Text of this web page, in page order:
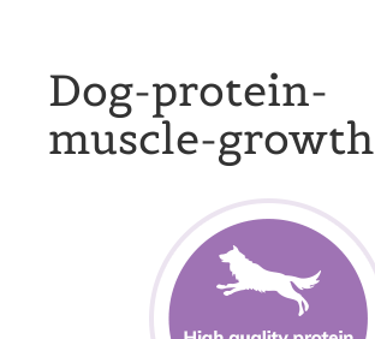
Dog-protein-
muscle-growth